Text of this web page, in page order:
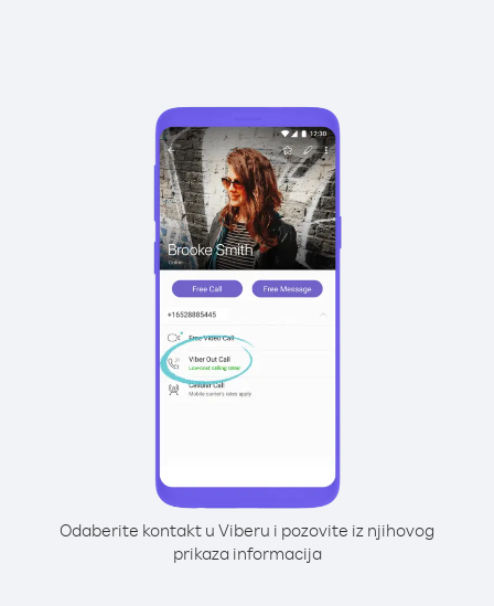
Odaberite kontakt u Viberu i pozovite iz njihovog
prikaza informacija